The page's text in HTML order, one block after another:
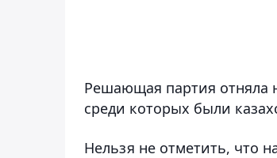
Решающая партия отняла
среди которых были
Нельзя не отметить, что